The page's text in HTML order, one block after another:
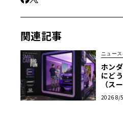
ミュニケーションを取り、
イントとなった。N-BOXはカ
し、機能性と楽しさをリズミ
テリアのイエローは車のカラー
で、少しずれるとアウトドアイ
見えてしまったりするが、N-
うな「ちょうど良い」イエロ
た(
関連記事
ニュー
ホン
にど
（ス
2026 8/5